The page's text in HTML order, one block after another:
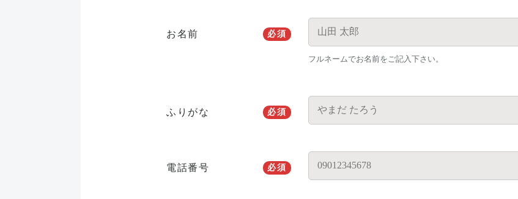
お名前 必須
フルネームでお名前をご記入下さい。
ふりがな 必須
電話番号 必須